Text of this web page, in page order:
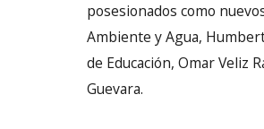
posesionados como
Ambiente y Agua,
de Educación, Omar Veliz
Guevara.